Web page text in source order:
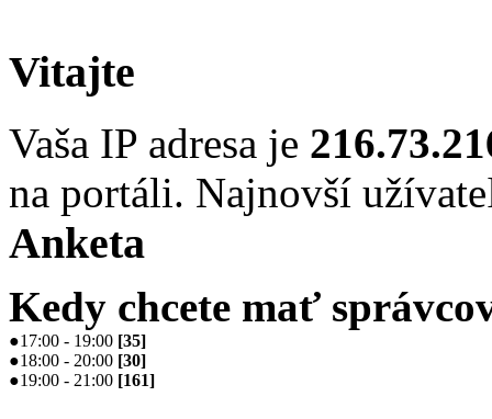
Vitajte
Vaša IP adresa je
na portáli. Najnovší
Anketa
Kedy chcete mať
●17:00 - 19:00 [35]
●18:00 - 20:00 [30]
●19:00 - 21:00 [161]